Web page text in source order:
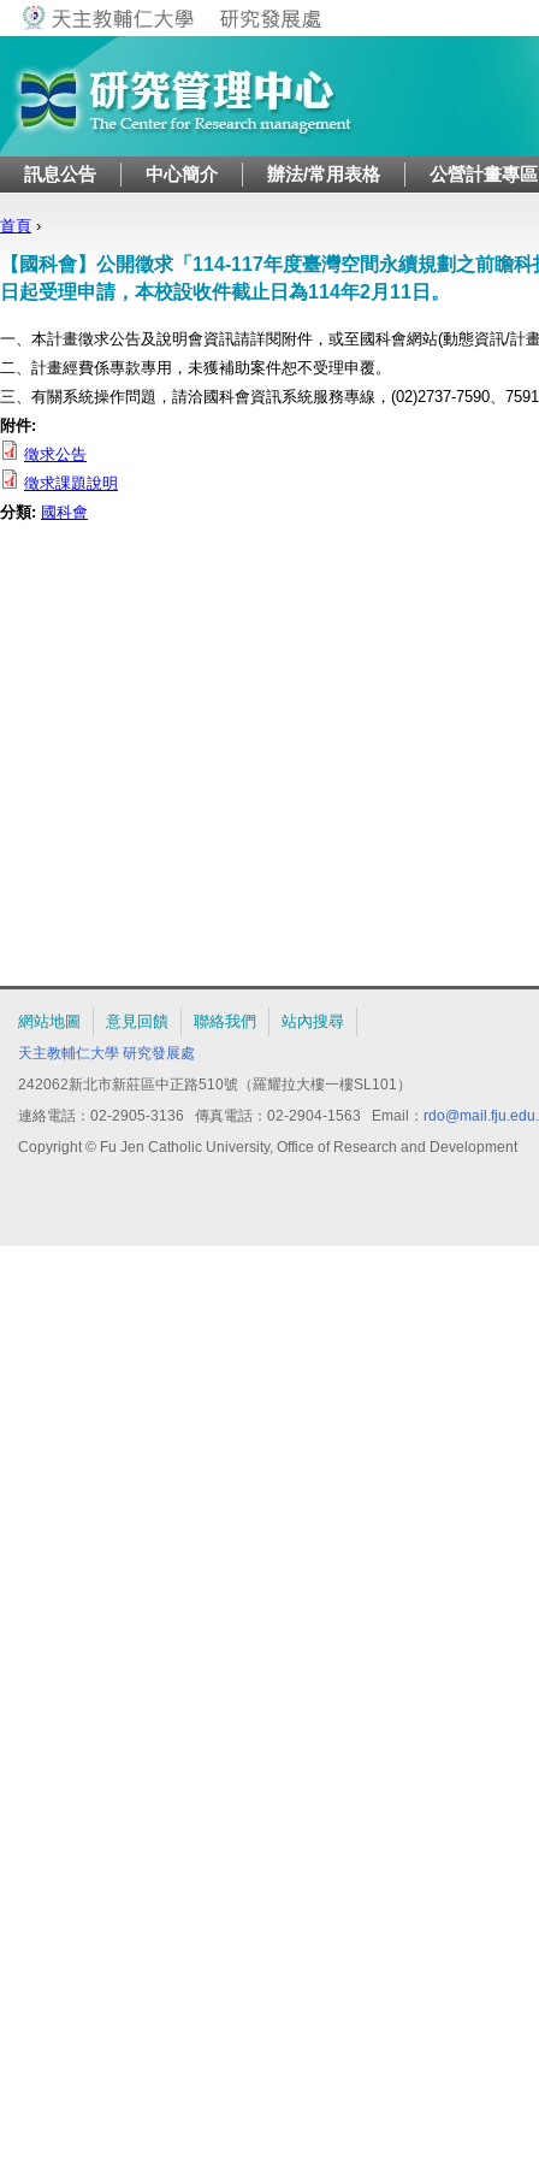
Jump to navigation
訊息公告 中心簡介 辦法/常用表格 公營計畫專區
您在這裡
首頁 ›
【國科會】公開徵求「114-117年度臺灣空間永續規劃之前瞻
日起受理申請，本校設收件截止日為114年2月11日。
一、本計畫徵求公告及說明會資訊請詳閱附件，或至國科會網站(動態資訊/計
二、計畫經費係專款專用，未獲補助案件恕不受理申覆。
三、有關系統操作問題，請洽國科會資訊系統服務專線，(02)2737-7590、
附件:
徵求公告
徵求課題說明
分類: 國科會
網站地圖 意見回饋 聯絡我們 站內搜尋
天主教輔仁大學 研究發展處
242062新北市新莊區中正路510號（羅耀拉大樓一樓SL101）
連絡電話：02-2905-3136 傳真電話：02-2904-1563 Email：
Copyright © Fu Jen Catholic University, Office of Research and Development